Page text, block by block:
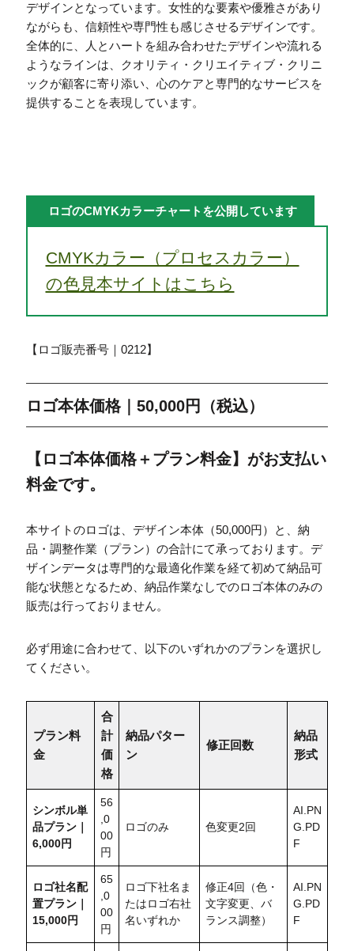
デザインとなっています。女性的な要素や優雅さがあり
ながらも、信頼性や専門性も感じさせるデザインです。
全体的に、人とハートを組み合わせたデザインや流れる
ようなラインは、クオリティ・クリエイティブ・クリニ
ックが顧客に寄り添い、心のケアと専門的なサービスを
提供することを表現しています。
ロゴのCMYKカラーチャートを公開しています
CMYKカラー（プロセスカラー）
の色見本サイトはこちら
【ロゴ販売番号｜0212】
ロゴ本体価格｜50,000円（税込）
【ロゴ本体価格＋プラン料金】がお支払い
料金です。
本サイトのロゴは、デザイン本体（50,000円）と、納
品・調整作業（プラン）の合計にて承っております。デ
ザインデータは専門的な最適化作業を経て初めて納品可
能な状態となるため、納品作業なしでのロゴ本体のみの
販売は行っておりません。
必ず用途に合わせて、以下のいずれかのプランを選択し
てください。
プラン料
金
合
計
価
格
納品パター
ン
修正回数
納品
形式
シンボル単
品プラン｜
6,000円
56
,0
00
円
ロゴのみ 色変更2回
AI.PN
G.PD
F
ロゴ社名配
置プラン｜
15,000円
65
,0
00
円
ロゴ下社名ま
たはロゴ右社
名いずれか
修正4回（色・
文字変更、バ
ランス調整）
AI.PN
G.PD
F